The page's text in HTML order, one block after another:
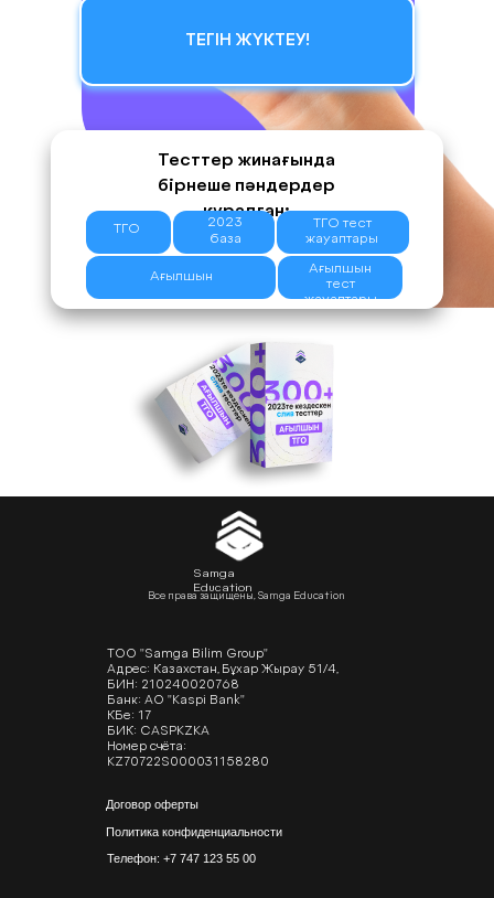
Тесттер жинағында
бірнеше пәндердер
құралған:
ТГО
2023
база
ТГО тест
жауаптары
Ағылшын
тест
жауаптары
Ағылшын
ТЕГІН ЖҮКТЕУ!
Политика конфиденциальности
ТОО "Samga Bilim Group"
Адрес: Казахстан, Бұхар Жырау 51/4,
БИН: 210240020768
Банк: АО "Kaspi Bank"
КБе: 17
БИК: CASPKZKA
Номер счёта:
KZ70722S000031158280
Все права защищены, Samga Education
Договор оферты
Samga
Education
Телефон: +7 747 123 55 00